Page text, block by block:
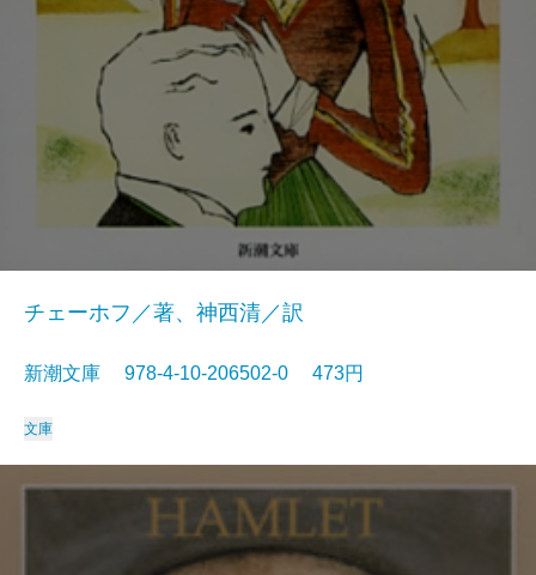
チェーホフ／著、神西清／訳
新潮文庫 978-4-10-206502-0 473円
文庫